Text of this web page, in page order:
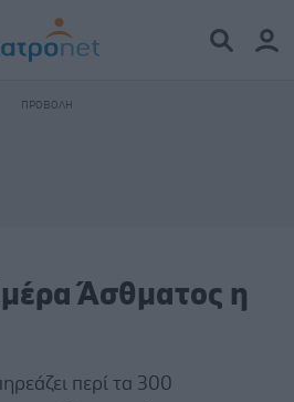
Άσθματος η
περί τα 300